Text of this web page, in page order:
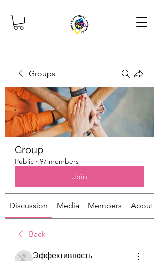
Groups
Group
Public · 97 members
Join
Discussion Media Members About
Back
Эффективность